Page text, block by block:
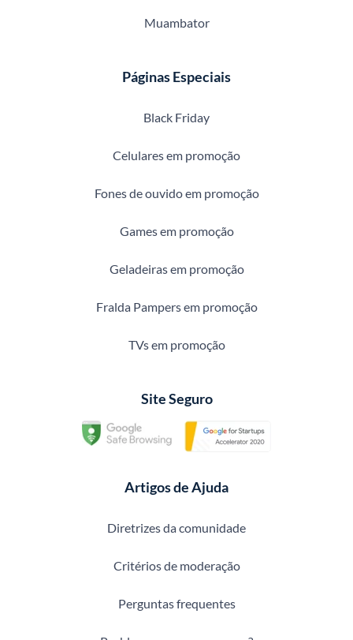
Muambator
Páginas Especiais
Black Friday
Celulares em promoção
Fones de ouvido em promoção
Games em promoção
Geladeiras em promoção
Fralda Pampers em promoção
TVs em promoção
Site Seguro
Artigos de Ajuda
Diretrizes da comunidade
Critérios de moderação
Perguntas frequentes